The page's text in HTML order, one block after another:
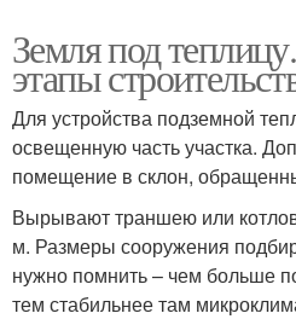
Земля под
этапы
Для устройства подземной
освещенную часть участка.
помещение в склон,
Вырывают траншею или
м. Размеры сооружения
нужно помнить – чем больше
тем стабильнее там